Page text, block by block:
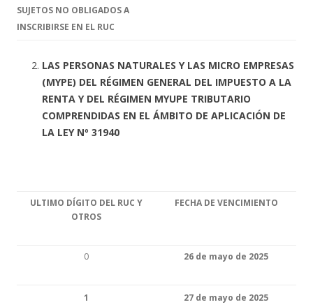
SUJETOS NO OBLIGADOS A
INSCRIBIRSE EN EL RUC
LAS PERSONAS NATURALES Y LAS MICRO EMPRESAS
(MYPE) DEL RÉGIMEN GENERAL DEL IMPUESTO A LA
RENTA Y DEL RÉGIMEN MYUPE TRIBUTARIO
COMPRENDIDAS EN EL ÁMBITO DE APLICACIÓN DE
LA LEY Nº 31940
ULTIMO DÍGITO DEL RUC Y
OTROS
FECHA DE VENCIMIENTO
0 26 de mayo de 2025
1 27 de mayo de 2025